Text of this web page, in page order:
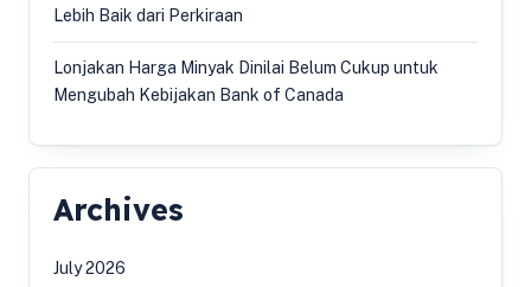
Lebih Baik dari Perkiraan
Lonjakan Harga Minyak Dinilai Belum Cukup untuk
Mengubah Kebijakan Bank of Canada
Archives
July 2026